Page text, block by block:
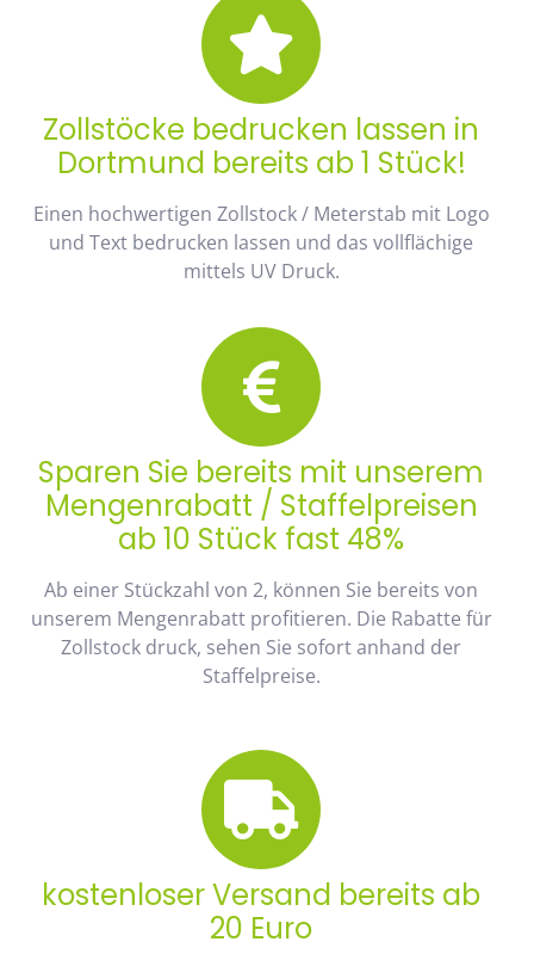
Zollstöcke bedrucken lassen in
Dortmund bereits ab 1 Stück!
Einen hochwertigen Zollstock / Meterstab mit Logo
und Text bedrucken lassen und das vollflächige
mittels UV Druck.
Sparen Sie bereits mit unserem
Mengenrabatt / Staffelpreisen
ab 10 Stück fast 48%
Ab einer Stückzahl von 2, können Sie bereits von
unserem Mengenrabatt profitieren. Die Rabatte für
Zollstock druck, sehen Sie sofort anhand der
Staffelpreise.
kostenloser Versand bereits ab
20 Euro